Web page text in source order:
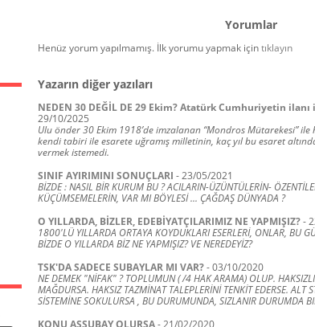
Yorumlar
Henüz yorum yapılmamış. İlk yorumu yapmak içintıklayın
Yazarın diğer yazıları
NEDEN 30 DEĞİL DE 29 Ekim? Atatürk Cumhuriyetin
29/10/2025
Ulu önder 30 Ekim 1918’de imzalanan “Mondros Mütarekesi”
kendi tabiri ile esarete uğramış milletinin, kaç yıl bu esaret
vermek istemedi.
SINIF AYIRIMINI SONUÇLARI -23/05/2021
BİZDE : NASIL BİR KURUM BU ? ACILARIN-ÜZÜNTÜLERİN-
KÜÇÜMSEMELERİN, VAR MI BÖYLESİ ... ÇAĞDAŞ DÜNYADA ?
O YILLARDA, BİZLER, EDEBİYATÇILARIMIZ NE YAPMIŞIZ?-
1800'LÜ YILLARDA ORTAYA KOYDUKLARI ESERLERİ, ONLAR, BU
BİZDE O YILLARDA BİZ NE YAPMIŞIZ? VE NEREDEYİZ?
TSK'DA SADECE SUBAYLAR MI VAR?-03/10/2020
NE DEMEK "NİFAK" ? TOPLUMUN ( /4 HAK ARAMA) OLUP.
MAĞDURSA. HAKSIZ TAZMİNAT TALEPLERİNİ TENKİT EDERSE. ALT
SİSTEMİNE SOKULURSA , BU DURUMUNDA, SIZLANIR DURUMDA
KONU ASSUBAY OLURSA- 21/02/2020